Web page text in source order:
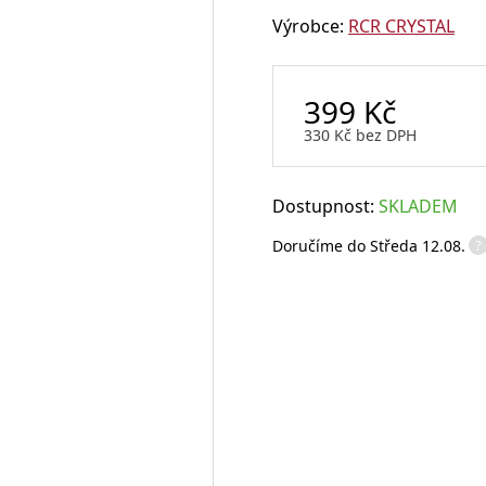
Sklenice na whisky
Výrobce: RCR CRYSTAL
399 Kč
330 Kčbez DPH
Dostupnost: SKLADEM
Doručíme do Středa 12.08. ?